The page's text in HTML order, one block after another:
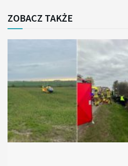
ZOBACZ TAKŻE